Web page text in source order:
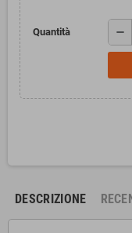
Quantità remove
DESCRIZIONE